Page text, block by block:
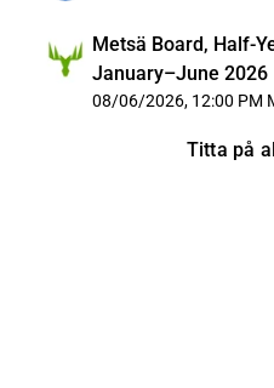
Metsä Board, Half-
January–June 2026
08/06/2026, 12:00 PM
Titta på